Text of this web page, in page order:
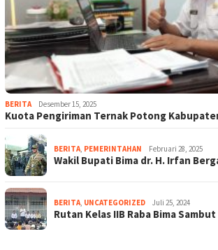
BERITA Desember 15, 2025
Kuota Pengiriman Ternak Potong
BERITA, PEMERINTAHAN Februari 28, 2025
Wakil Bupati Bima dr. H. Irfan
BERITA, UNCATEGORIZED Juli 25, 2024
Rutan Kelas IIB Raba Bima